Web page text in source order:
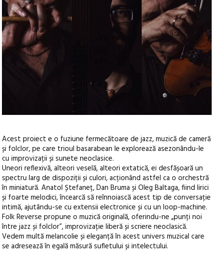
Acest proiect e o fuziune fermecătoare de jazz, muzică de cameră
și folclor, pe care trioul basarabean le explorează asezonându-le
cu improvizații și sunete neoclasice.
Uneori reflexivă, alteori veselă, alteori extatică, ei desfășoară un
spectru larg de dispoziții și culori, acționând astfel ca o orchestră
în miniatură. Anatol Ștefaneț, Dan Bruma și Oleg Baltaga, fiind lirici
și foarte melodici, încearcă să reînnoiască acest tip de conversație
intimă, ajutându-se cu extensii electronice și cu un loop-machine.
Folk Reverse propune o muzică originală, oferindu-ne „punți noi
între jazz și folclor”, improvizație liberă și scriere neoclasică.
Vedem multă melancolie și eleganță în acest univers muzical care
se adresează în egală măsură sufletului și intelectului.